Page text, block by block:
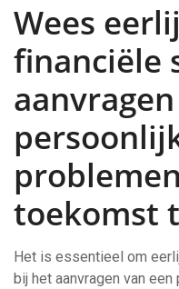
Wees
financiële
toekomst
Het is essentieel om
bij het aanvragen van